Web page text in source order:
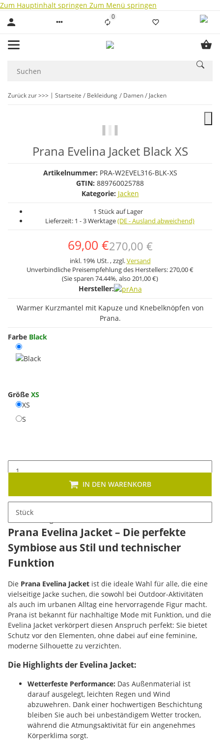
Zum Hauptinhalt springen Zum Menü springen
0Liste ist leer
Zurück zur >>> Startseite Bekleidung Damen Jacken
Prana Evelina Jacket Black XS
Artikelnummer: PRA-W2EVEL316-BLK-XS
GTIN: 889760025788
Kategorie: Jacken
1 Stück auf Lager
Lieferzeit: 1 - 3 Werktage(DE - Ausland abweichend)
69,00 €270,00 €
inkl. 19% USt. , zzgl.Versand
Unverbindliche Preisempfehlung des Herstellers:270,00 €
(Sie sparen 74.44%, also 201,00 €)
Hersteller:
Warmer Kurzmantel mit Kapuze und Knebelknöpfen von
Prana.
Farbe Black
Größe XS
XS
S
Stück
IN DEN WARENKORB
Prana Evelina Jacket – Die perfekte
Symbiose aus Stil und technischer
Funktion
Die Prana Evelina Jacket ist die ideale Wahl für alle, die eine
vielseitige Jacke suchen, die sowohl bei Outdoor-Aktivitäten
als auch im urbanen Alltag eine hervorragende Figur macht.
Prana ist bekannt für nachhaltige Mode mit Funktion, und die
Evelina Jacket verkörpert diesen Anspruch perfekt: Sie bietet
Schutz vor den Elementen, ohne dabei auf eine feminine,
moderne Silhouette zu verzichten.
Die Highlights der Evelina Jacket:
Wetterfeste Performance: Das Außenmaterial ist
darauf ausgelegt, leichten Regen und Wind
abzuwehren. Dank einer hochwertigen Beschichtung
bleiben Sie auch bei unbeständigem Wetter trocken,
während die Atmungsaktivität für ein angenehmes
Körperklima sorgt.